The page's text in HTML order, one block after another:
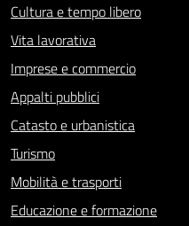
Cultura e tempo libero
Vita lavorativa
Imprese e commercio
Appalti pubblici
Catasto e urbanistica
Turismo
Mobilità e trasporti
Educazione e formazione